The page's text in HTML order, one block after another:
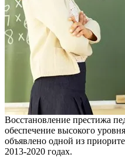
Восстановление престижа
обеспечение высокого
объявлено одной из
2013-2020 годах.